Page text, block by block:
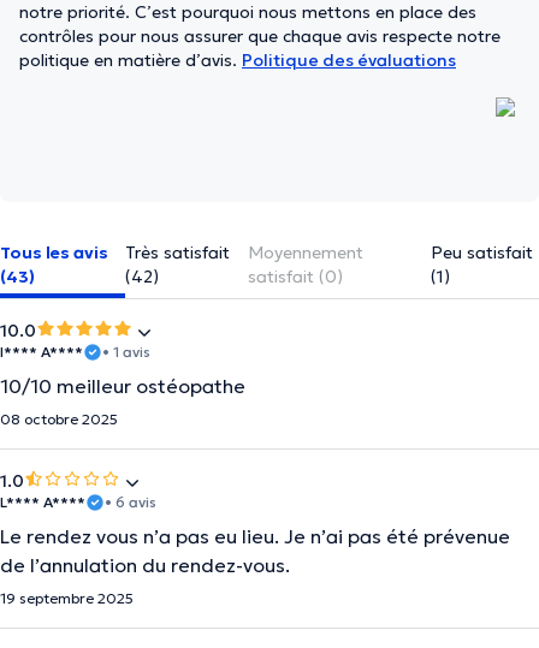
notre priorité. C’est pourquoi nous mettons en place des
contrôles pour nous assurer que chaque avis respecte notre
politique en matière d’avis. Politique des évaluations
Tous les avis
(43)
Très satisfait
(42)
Moyennement
satisfait (0)
Peu satisfait
(1)
10.0
I**** A**** • 1 avis
10/10 meilleur ostéopathe
08 octobre 2025
1.0
L**** A**** • 6 avis
Le rendez vous n’a pas eu lieu. Je n’ai pas été prévenue
de l’annulation du rendez-vous.
19 septembre 2025